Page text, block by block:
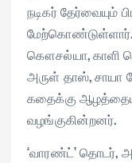
நடிகர் தேர்வையும்
மேற்கொண்டுள்ளார்.
கௌசல்யா, காளி
அருள் தாஸ், சாயா
கதைக்கு
வழங்குகின்றனர்.
‘வாரண்ட்’ தொடர்,